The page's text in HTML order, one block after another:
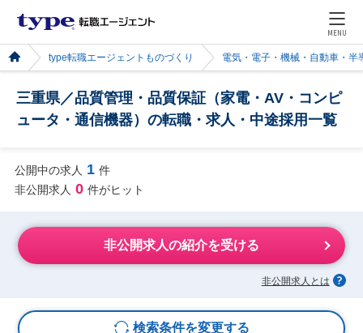
MENU
type転職エージェントものづくり 電気・電子・機械・自動車・半
三重県／品質管理・品質保証（家電・AV・コンピ
ュータ・通信機器）の転職・求人・中途採用一覧
公開中の求人 1 件
非公開求人 0 件がヒット
非公開求人の紹介を受ける
非公開求人とは
検索条件を変更する